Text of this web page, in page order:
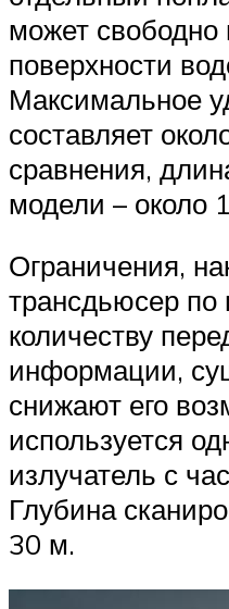
может
поверхности
Максимальное
составляет
сравнения,
модели – около
Ограничения,
трансдьюсер по
количеству
информации,
снижают его
используется
излучатель с
Глубина
30 м.